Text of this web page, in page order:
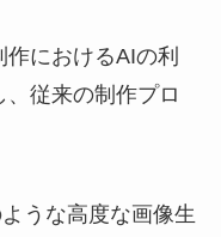
におけるAIの利
従来の制作プロ
うな高度な画像生